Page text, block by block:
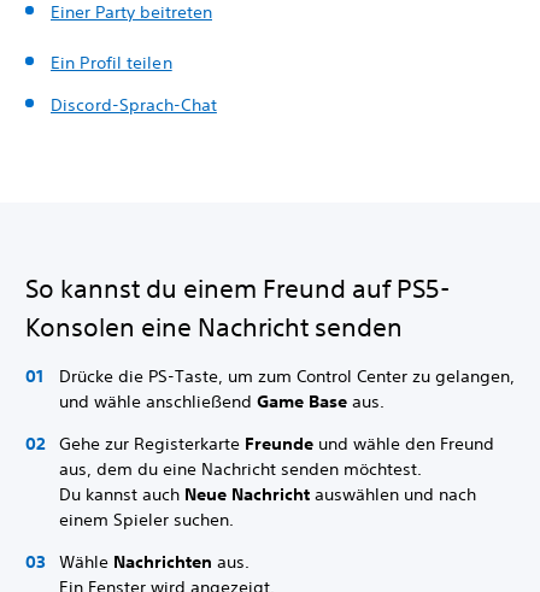
Einer Party beitreten
Ein Profil teilen
Discord-Sprach-Chat
So kannst du einem Freund auf PS5-
Konsolen eine Nachricht senden
Drücke die PS-Taste, um zum Control Center zu gelangen,
und wähle anschließend Game Base aus.
Gehe zur Registerkarte Freunde und wähle den Freund
aus, dem du eine Nachricht senden möchtest.
Du kannst auch Neue Nachricht auswählen und nach
einem Spieler suchen.
Wähle Nachrichten aus.
Ein Fenster wird angezeigt.